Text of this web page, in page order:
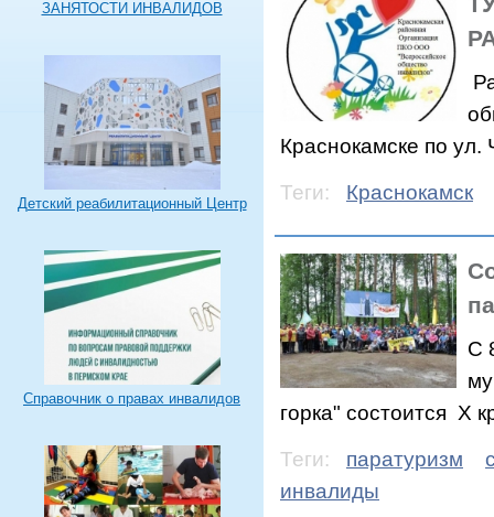
ЗАНЯТОСТИ ИНВАЛИДОВ
Детский реабилитационный Центр
Справочник о правах инвалидов
Краснокамске по
Теги:
Краснокамск
С
горка" состоится Х
Теги:
паратуризм
инвалиды